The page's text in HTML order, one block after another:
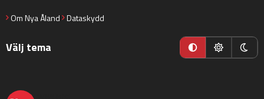
Om Nya Åland Dataskydd
Välj tema